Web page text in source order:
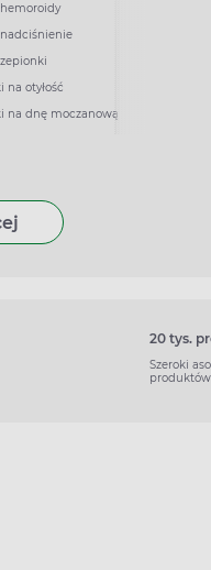
hemoroidy
nadciśnienie
na otyłość
na dnę moczanową
20 tys.
Szeroki
produktów